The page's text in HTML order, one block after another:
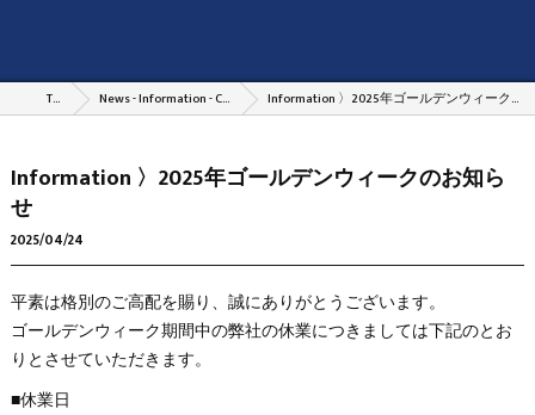
TOP News - Information - Column Information 〉2025年ゴールデンウィークのお知らせ
Information 〉2025年ゴールデンウィークのお知ら
せ
2025/04/24
平素は格別のご高配を賜り、誠にありがとうございます。
ゴールデンウィーク期間中の弊社の休業につきましては下記のとお
りとさせていただきます。
■休業日